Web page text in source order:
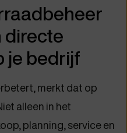
directe
je bedrijf
merkt dat op
alleen in het
planning, service en